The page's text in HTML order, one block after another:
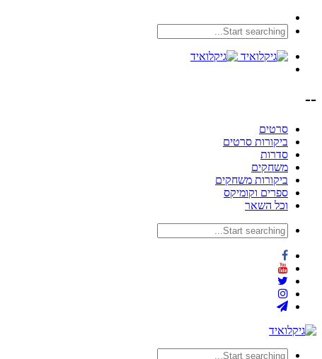
--
סרטים
ביקורות סרטים
סדרות
משחקים
ביקורות משחקים
ספרים וקומיקס
וכל השאר